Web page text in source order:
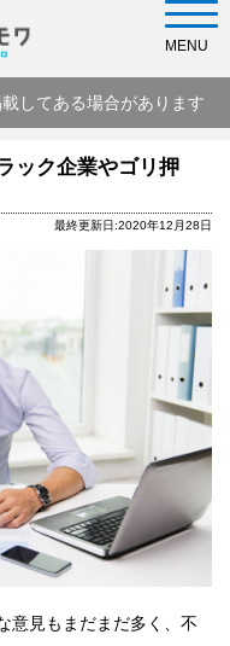
してある場合があります
MENU
ック企業やゴリ押
最終更新日:2020年12月28日
意見もまだまだ多く、不